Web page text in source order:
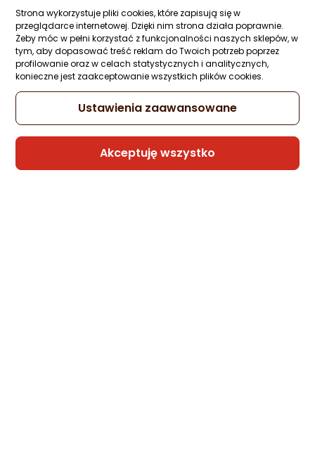
Strona wykorzystuje pliki cookies, które zapisują się w
przeglądarce internetowej. Dzięki nim strona działa poprawnie.
Żeby móc w pełni korzystać z funkcjonalności naszych sklepów, w
tym, aby dopasować treść reklam do Twoich potrzeb poprzez
profilowanie oraz w celach statystycznych i analitycznych,
konieczne jest zaakceptowanie wszystkich plików cookies.
Ustawienia zaawansowane
Akceptuję wszystko